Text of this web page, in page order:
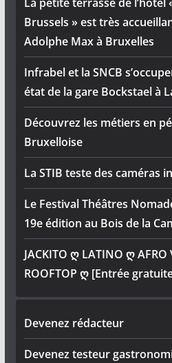
La petite terrasse de l’hôtel
Brussels » est très
Adolphe Max à Bruxelles
Infrabel et la SNCB
état de la gare Bockstael à
Découvrez les métiers en
Bruxelloise
La STIB teste des caméras
Le Festival Théâtres
19e édition au Bois de la
JACKITO ღ LATINO ღ AFRO
ROOFTOP ღ [Entrée
Devenez rédacteur
Devenez testeur